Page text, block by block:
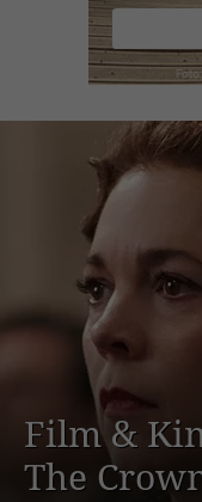
Film &
The